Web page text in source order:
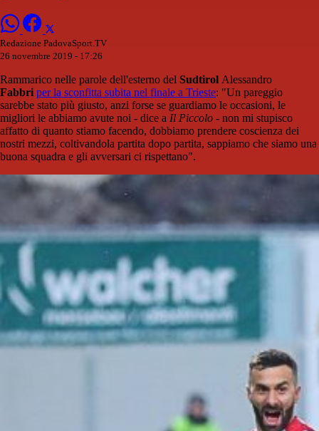
Redazione PadovaSport.TV
26 novembre 2019 - 17:26
Rammarico nelle parole dell'esterno del Sudtirol Alessandro
Fabbri per la sconfitta subita nel finale a Trieste: "Un pareggio
sarebbe stato più giusto, anzi forse se guardiamo le occasioni, le
migliori le abbiamo avute noi - dice a Il Piccolo - non mi stupisco
affatto di quanto stiamo facendo, dobbiamo prendere coscienza dei
nostri mezzi, coltivandola partita dopo partita, sappiamo che siamo una
buona squadra e gli avversari ci rispettano".